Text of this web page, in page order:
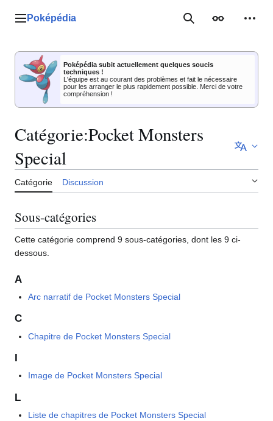
Menu principal
Poképédia RechercherApparence
Poképédia subit actuellement quelques soucis
techniques !
L'équipe est au courant des problèmes et fait le nécessaire
pour les arranger le plus rapidement possible. Merci de votre
compréhension !
Catégorie:Pocket Monsters
Special
Catégorie Discussion
Sous-catégories
Cette catégorie comprend 9 sous-catégories, dont les 9 ci-
dessous.
A
Arc narratif de Pocket Monsters Special
C
Chapitre de Pocket Monsters Special
I
Image de Pocket Monsters Special
L
Liste de chapitres de Pocket Monsters Special